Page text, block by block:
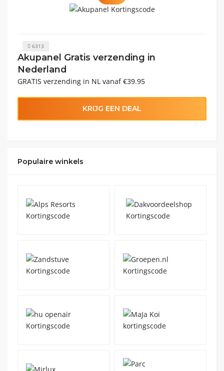
6313
Akupanel Gratis verzending in
Nederland
GRATIS verzending in NL vanaf €39.95
KRIJG EEN DEAL
Populaire winkels